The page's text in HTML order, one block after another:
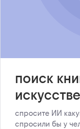
поиск
спросите ИИ
спросили бы у